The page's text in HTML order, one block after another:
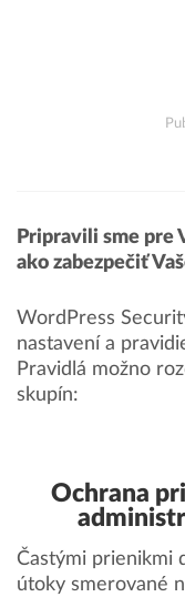
Pripravili sme pre
ako zabezpečiť
WordPress
nastavení a
Pravidlá možno
skupín:
Ochrana
Častými prienikmi
útoky smerované